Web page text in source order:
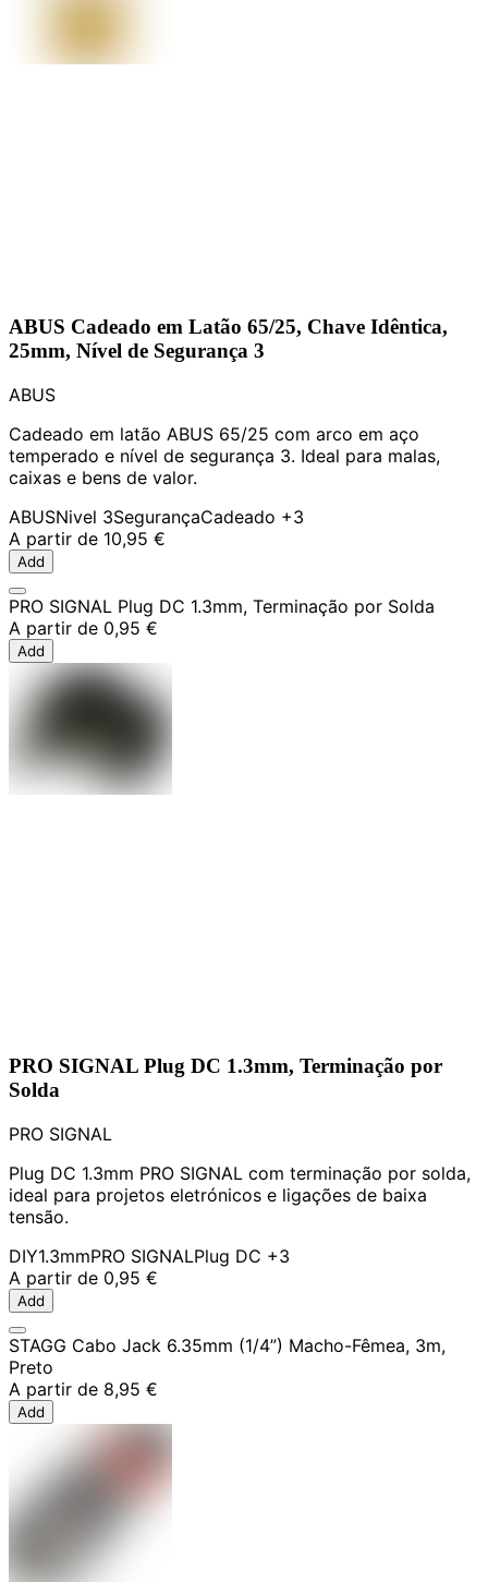
ABUS Cadeado em Latão 65/25, Chave Idêntica,
25mm, Nível de Segurança 3
ABUS
Cadeado em latão ABUS 65/25 com arco em aço
temperado e nível de segurança 3. Ideal para malas,
caixas e bens de valor.
ABUSNivel 3SegurançaCadeado +3
A partir de 10,95 €
Add
PRO SIGNAL Plug DC 1.3mm, Terminação por Solda
A partir de 0,95 €
Add
PRO SIGNAL Plug DC 1.3mm, Terminação por
Solda
PRO SIGNAL
Plug DC 1.3mm PRO SIGNAL com terminação por solda,
ideal para projetos eletrónicos e ligações de baixa
tensão.
DIY1.3mmPRO SIGNALPlug DC +3
A partir de 0,95 €
Add
STAGG Cabo Jack 6.35mm (1/4”) Macho-Fêmea, 3m,
Preto
A partir de 8,95 €
Add